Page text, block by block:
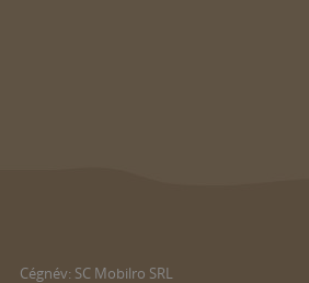
Cégnév: SC Mobilro SRL